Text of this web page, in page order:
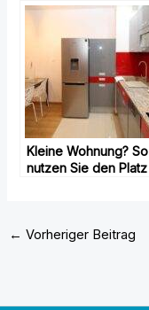
Kleine Wohnung? So
nutzen Sie den Platz
← Vorheriger Beitrag